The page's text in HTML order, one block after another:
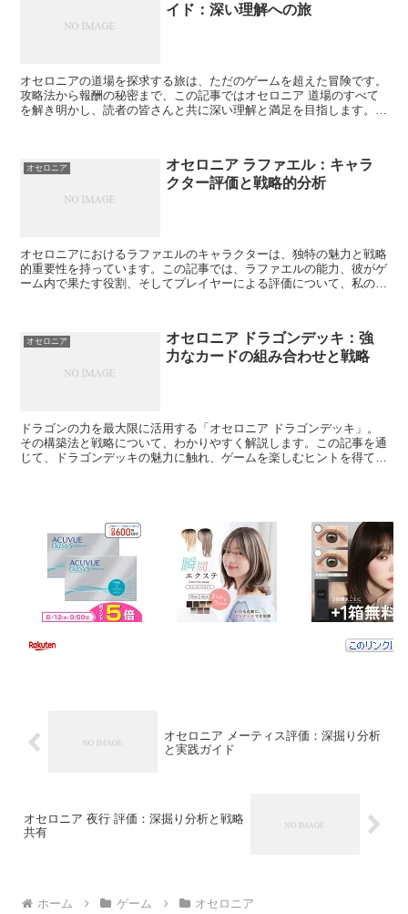
イド：深い理解への旅
オセロニアの道場を探求する旅は、ただのゲームを超えた冒険です。
攻略法から報酬の秘密まで、この記事ではオセロニア 道場のすべて
を解き明かし、読者の皆さんと共に深い理解と満足を目指します。
オセロニア
オセロニア ラファエル：キャラ
クター評価と戦略的分析
オセロニアにおけるラファエルのキャラクターは、独特の魅力と戦略
的重要性を持っています。この記事では、ラファエルの能力、彼がゲ
ーム内で果たす役割、そしてプレイヤーによる評価について、私の視
オセロニア
オセロニア ドラゴンデッキ：強
力なカードの組み合わせと戦略
ドラゴンの力を最大限に活用する「オセロニア ドラゴンデッキ」。
その構築法と戦略について、わかりやすく解説します。この記事を通
じて、ドラゴンデッキの魅力に触れ、ゲームを楽しむヒントを得てく
オセロニア メーティス評価：深掘り分析
と実践ガイド
オセロニア 夜行 評価：深掘り分析と戦略
共有
ホーム ゲーム オセロニア